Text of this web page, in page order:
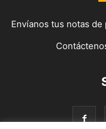
Envíanos tus notas de